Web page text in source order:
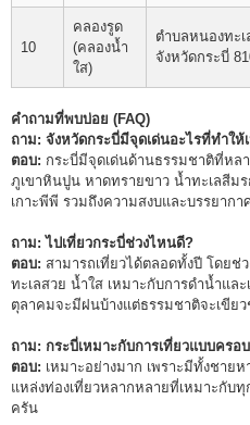
10
คลองรูด
(คลองน้ำ
ใส)
ตำบลหนองทะเ
จังหวัดกระบี่
คำถามที่พบบ่อย (FAQ)
ถาม: จังหวัดกระบี่มีจุดเด่นอะไรที่ทำใ
ตอบ: กระบี่มีจุดเด่นด้านธรรมชาติที่หล
ภูเขาหินปูน หาดทรายขาว น้ำทะเลสีม
เกาะพีพี รวมถึงความสงบและบรรยาก
ถาม: ไปเที่ยวกระบี่ช่วงไหนดี?
ตอบ: สามารถเที่ยวได้ตลอดทั้งปี โดยช่
ทะเลสวย น้ำใส เหมาะกับการดำน้ำแล
ตุลาคมจะมีฝนบ้างแต่ธรรมชาติจะเขีย
ถาม: กระบี่เหมาะกับการเที่ยวแบบครอ
ตอบ: เหมาะอย่างมาก เพราะมีทั้งชา
แหล่งท่องเที่ยวหลากหลายที่เหมาะกับ
ครัน